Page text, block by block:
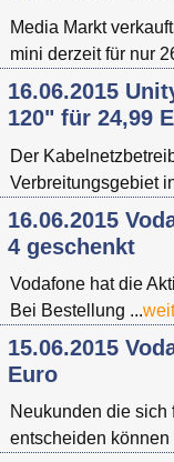
Media Markt
mini derzeit für nur
16.06.2015
120" für 24,99
Der
Verbreitungsgebiet
16.06.2015
4 geschenkt
Vodafone hat die
Bei Bestellung ...
15.06.2015
Euro
Neukunden die sich
entscheiden